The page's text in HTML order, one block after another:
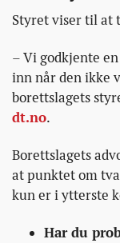
Styret viser til at
– Vi godkjente
inn når den ikke
borettslagets
dt.no.
Borettslagets
at punktet om
kun er i ytterste
Har du